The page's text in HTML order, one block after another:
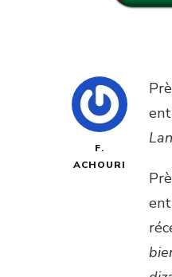
F.
ACHOURI